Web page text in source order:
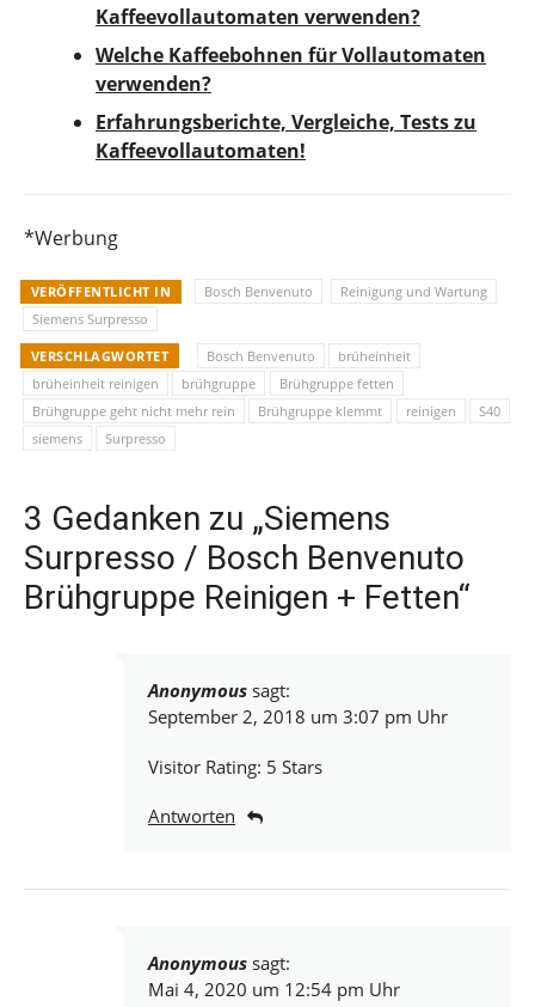
Kaffeevollautomaten verwenden?
Welche Kaffeebohnen für Vollautomaten
verwenden?
Erfahrungsberichte, Vergleiche, Tests zu
Kaffeevollautomaten!
*Werbung
VERÖFFENTLICHT IN Bosch Benvenuto
Reinigung und Wartung
Siemens Surpresso
VERSCHLAGWORTET Bosch Benvenuto
brüheinheit
brüheinheit reinigen
brühgruppe
Brühgruppe fetten
Brühgruppe geht nicht mehr rein
Brühgruppe klemmt reinigen
S40
siemens
Surpresso
3 Gedanken zu „Siemens
Surpresso / Bosch Benvenuto
Brühgruppe Reinigen + Fetten“
Anonymous sagt:
September 2, 2018 um 3:07 pm Uhr
Visitor Rating: 5 Stars
Antworten
Anonymous sagt:
Mai 4, 2020 um 12:54 pm Uhr